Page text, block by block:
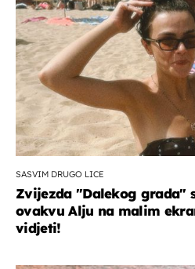
SASVIM DRUGO LICE
Zvijezda "Dalekog grada"
ovakvu Alju na malim
vidjeti!